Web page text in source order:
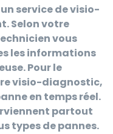
service de visio-
Selon votre
vous
les informations
Pour le
visio-diagnostic,
en temps réel.
partout
types de pannes.